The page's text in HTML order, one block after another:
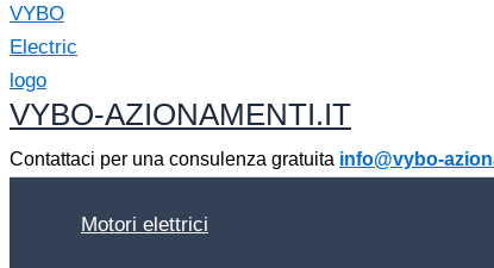
VYBO-AZIONAMENTI.IT
Contattaci per una consulenza gratuita info@vybo-
Motori elettrici